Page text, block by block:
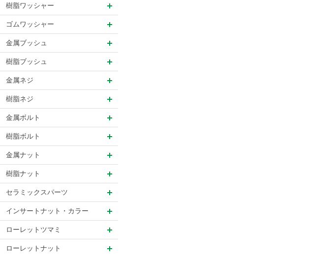
樹脂ワッシャー
ゴムワッシャー
金属ブッシュ
樹脂ブッシュ
金属ネジ
樹脂ネジ
金属ボルト
樹脂ボルト
金属ナット
樹脂ナット
セラミックスパーツ
インサートナット・カラー
ローレットツマミ
ローレットナット